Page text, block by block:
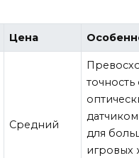
Цена
Средний
точность
для
игровых